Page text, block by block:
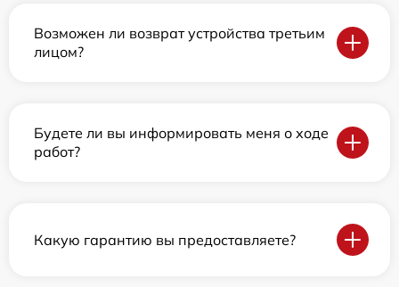
Возможен ли возврат устройства третьим
лицом?
Будете ли вы информировать меня о ходе
работ?
Какую гарантию вы предоставляете?